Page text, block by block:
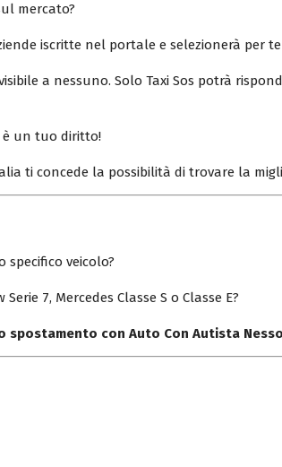
mercato?
iscritte nel portale e selezionerà per
a nessuno. Solo Taxi Sos potrà
è un tuo diritto!
ti concede la possibilità di trovare la
specifico veicolo?
7, Mercedes Classe S o Classe E?
spostamento con Auto Con Autista Nesso